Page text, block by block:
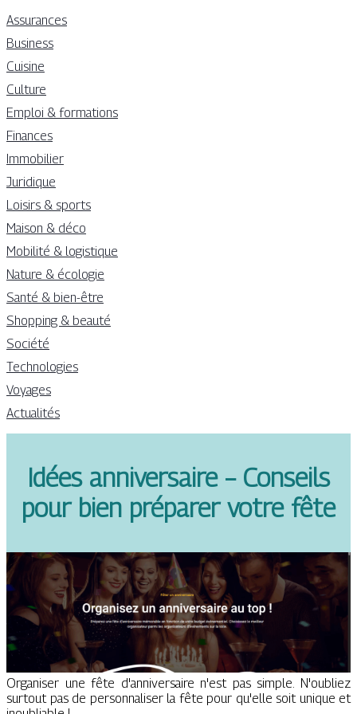
Assurances
Business
Cuisine
Culture
Emploi & formations
Finances
Immobilier
Juridique
Loisirs & sports
Maison & déco
Mobilité & logistique
Nature & écologie
Santé & bien-être
Shopping & beauté
Société
Technologies
Voyages
Actualités
Idées anniversaire – Conseils
pour bien préparer votre fête
Organiser une fête d'anniversaire n'est pas simple. N'oubliez
surtout pas de personnaliser la fête pour qu'elle soit unique et